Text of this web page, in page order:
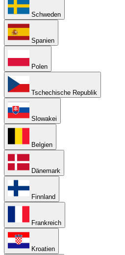
Schweden
Spanien
Polen
Tschechische Republik
Slowakei
Belgien
Dänemark
Finnland
Frankreich
Kroatien